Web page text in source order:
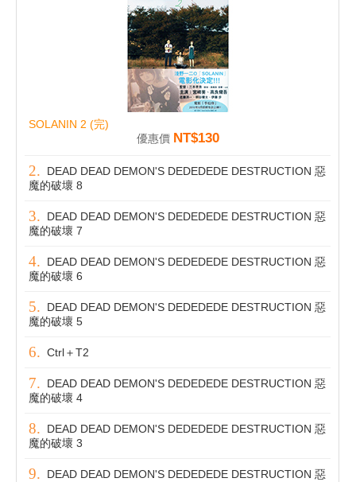
SOLANIN 2 (完)
優惠價 NT$130
DEAD DEAD DEMON'S DEDEDEDE DESTRUCTION 惡
魔的破壞 8
DEAD DEAD DEMON'S DEDEDEDE DESTRUCTION 惡
魔的破壞 7
DEAD DEAD DEMON'S DEDEDEDE DESTRUCTION 惡
魔的破壞 6
DEAD DEAD DEMON'S DEDEDEDE DESTRUCTION 惡
魔的破壞 5
Ctrl＋T2
DEAD DEAD DEMON'S DEDEDEDE DESTRUCTION 惡
魔的破壞 4
DEAD DEAD DEMON'S DEDEDEDE DESTRUCTION 惡
魔的破壞 3
DEAD DEAD DEMON'S DEDEDEDE DESTRUCTION 惡